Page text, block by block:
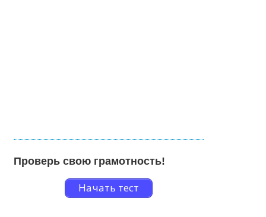
Проверь свою грамотность!
Начать тест